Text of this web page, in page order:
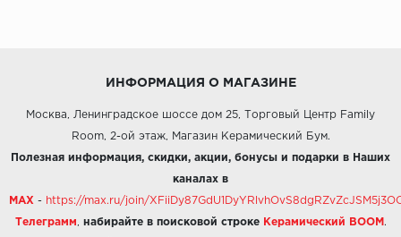
ИНФОРМАЦИЯ О МАГАЗИНЕ
Москва, Ленинградское шоссе дом 25, Торговый Центр Family
Room, 2-ой этаж, Магазин Керамический Бум.
Полезная информация, скидки, акции, бонусы и подарки в Наших
каналах в
MAX - https://max.ru/join/
Телеграмм набирайте в поисковой строке Керамический BOOM .